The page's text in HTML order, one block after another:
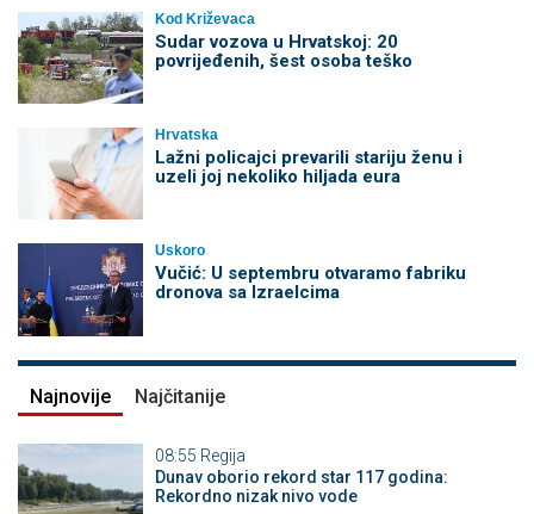
Kod Križevaca
Sudar vozova u Hrvatskoj: 20
povrijeđenih, šest osoba teško
Hrvatska
Lažni policajci prevarili stariju ženu i
uzeli joj nekoliko hiljada eura
Uskoro
Vučić: U septembru otvaramo fabriku
dronova sa Izraelcima
Najnovije Najčitanije
08:55 Regija
Dunav oborio rekord star 117 godina:
Rekordno nizak nivo vode